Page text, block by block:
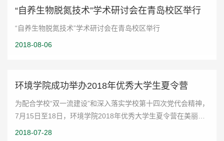
“自养生物脱氮技术”学术研讨会在青岛校区举行
“自养生物脱氮技术”学术研讨会在青岛校区举行
2018-08-06
环境学院成功举办2018年优秀大学生夏令营
为配合学校“双一流建设”和深入落实学校第十四次党代会精神，
7月15日至18日，环境学院2018年优秀大学生夏令营在美丽的
山东大学青岛校区举办，来自山东大学、西北农林科技大学、
2018-07-28